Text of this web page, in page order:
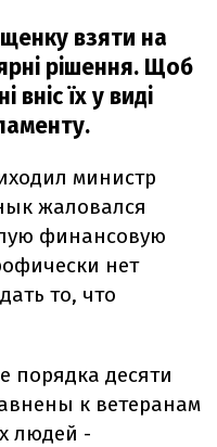
взяти на
рішення. Щоб
вніс їх у виді
министр
жаловался
финансовую
нет
то, что
порядка десяти
к ветеранам
людей -